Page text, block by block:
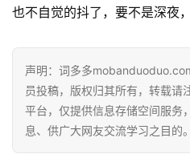
也不自觉的抖了，要不是深夜
声明：词多多
员投稿，版权归其所有，转载请
平台，仅提供信息存储空间服务
息、供广大网友交流学习之目的。